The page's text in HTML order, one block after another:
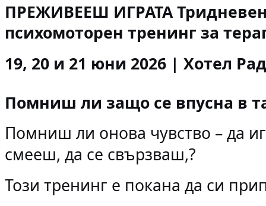
ПРЕЖИВЕЕШ ИГРАТА
психомоторен тренинг за
19, 20 и 21 юни 2026 | Хотел
Помниш ли защо се впусна в
Помниш ли онова чувство – да
смееш, да се свързваш,?
Този тренинг е покана да си